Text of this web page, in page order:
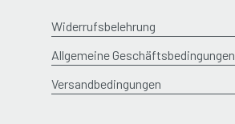
Widerrufsbelehrung
Allgemeine Geschäftsbedingungen
Versandbedingungen